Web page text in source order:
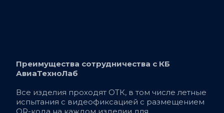
Преимущества сотрудничества с КБ
АвиаТехноЛаб
Все изделия проходят ОТК, в том числе летные
испытания с видеофиксацией c размещением